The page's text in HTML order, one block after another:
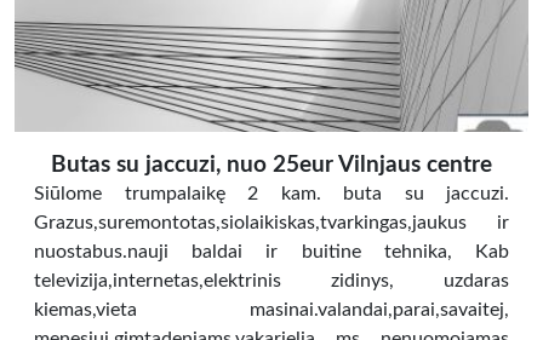
Butas su jaccuzi, nuo 25eur Vilnjaus centre
Siūlome trumpalaikę 2 kam. buta su jaccuzi.
Grazus,suremontotas,siolaikiskas,tvarkingas,jaukus ir
nuostabus.nauji baldai ir buitine tehnika, Kab
televizija,internetas,elektrinis zidinys, uzdaras
kiemas,vieta masinai.valandai,parai,savaitej,